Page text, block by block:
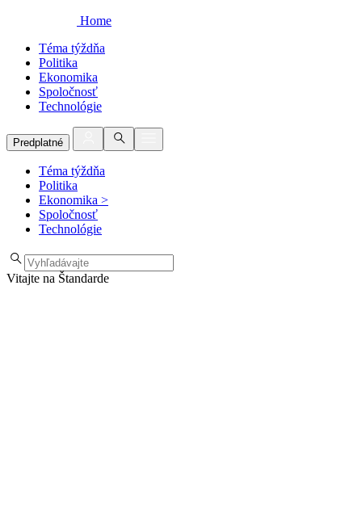
Home
Téma týždňa
Politika
Ekonomika
Spoločnosť
Technológie
Predplatné
Téma týždňa
Politika
Ekonomika >
Spoločnosť
Technológie
Vitajte na Štandarde